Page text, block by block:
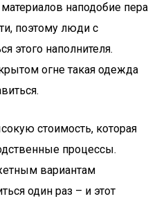
наподобие пера
поэтому люди с
этого наполнителя.
огне такая одежда
стоимость, которая
процессы.
вариантам
один раз – и этот